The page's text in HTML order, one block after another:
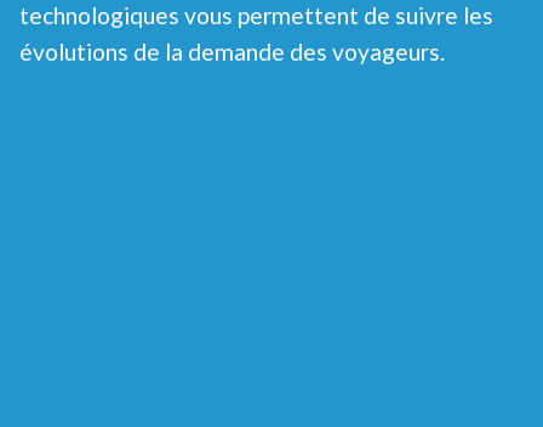
technologiques vous permettent de suivre les
évolutions de la demande des voyageurs.